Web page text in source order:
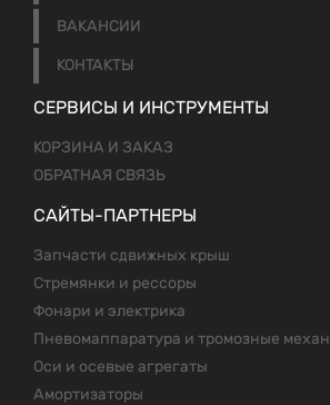
ВАКАНСИИ
КОНТАКТЫ
СЕРВИСЫ И ИНСТРУМЕНТЫ
КОРЗИНА И ЗАКАЗ
ОБРАТНАЯ СВЯЗЬ
САЙТЫ-ПАРТНЕРЫ
Запчасти сдвижных крыш
Стремянки и рессоры
Фонари и электрика
Пневомаппаратура и тромозные
Оси и осевые агрегаты
Амортизаторы